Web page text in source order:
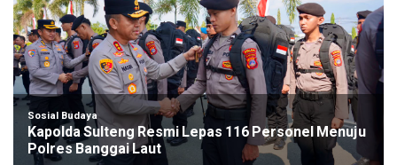
Sosial Budaya
Kapolda Sulteng Resmi Lepas 116 Personel Menuju
Polres Banggai Laut